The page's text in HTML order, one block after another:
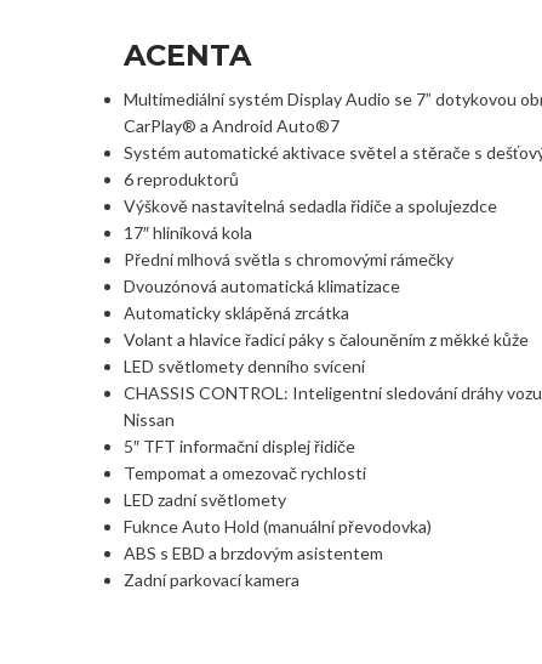
ACENTA
Multimediální systém Display Audio se 7” dotykovou
CarPlay® a Android Auto®7
Systém automatické aktivace světel a stěrače s
6 reproduktorů
Výškově nastavitelná sedadla řidiče a spolujezdce
17″ hliníková kola
Přední mlhová světla s chromovými rámečky
Dvouzónová automatická klimatizace
Automaticky sklápěná zrcátka
Volant a hlavice řadicí páky s čalouněním z měkké kůže
LED světlomety denního svícení
CHASSIS CONTROL: Inteligentní sledování dráhy
Nissan
5″ TFT informační displej řidiče
Tempomat a omezovač rychlosti
LED zadní světlomety
Fuknce Auto Hold (manuální převodovka)
ABS s EBD a brzdovým asistentem
Zadní parkovací kamera